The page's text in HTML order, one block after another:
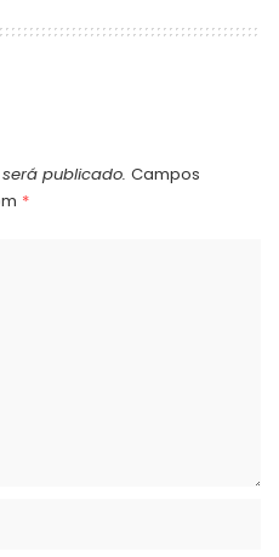
publicado. Campos
*